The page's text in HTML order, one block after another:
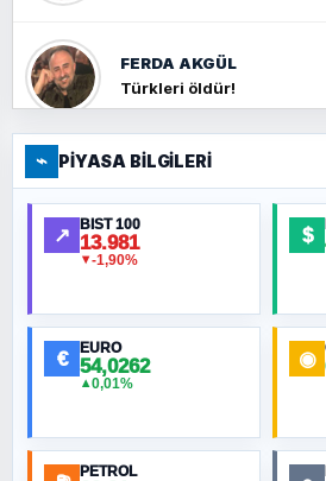
FERDA AKGÜL
Türkleri öldür!
FERHAT BÜYÜKKALKAN
Ankara Zirvesi: NATO
Ortadoğu Haritasının
MURAT ÖZKAN
⌁ PIYASA BILGILERI
↗ BIST 100
13.981
▼-1,90%
$
€ EURO
54,0262
▲0,01%
◉
PETROL